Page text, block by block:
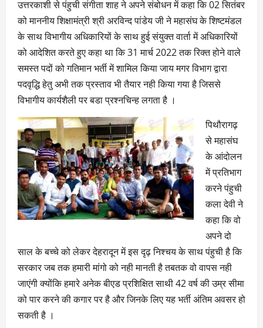
उत्तरकाशी से पंहुची संगीता शाह ने अपने संबोधन में कहा कि 02 सितंबर
को माननीय शिक्षामंत्री श्री अरविन्द पांडेय जी ने महासंघ के शिष्टमंडल
के साथ विभागीय अधिकारियों के साथ हुई संयुक्त वार्ता में अधिकारियों
को आदेशित करते हुए कहा था कि 31 मार्च 2022 तक रिक्त होने वाले
समस्त पदों को गतिमान भर्ती में शामिल किया जाय मगर विभाग द्वारा
पदवृद्धि हेतु अभी तक प्रस्ताव भी तैयार नही किया गया है जिससे
विभागीय कार्यशैली पर बडा प्रश्नचिन्ह लगता है ।
पिथौरागढ़
से महासंघ
के आंदोलन
में प्रतिभाग
करने पंहुची
कला देवी ने
कहा कि वो
अपने दो
साल के बच्चे को लेकर देहरादून में इस दृढ़ निश्चय के साथ पंहुची है कि
सरकार जब तक हमारी मांगो को नही मानती है तबतक वो वापस नही
जाएंगी क्योंकि हमारे अनेक बीएड प्रशिक्षित साथी 42 वर्ष की उम्र सीमा
को पार करने की कगार पर है और जिनके लिए यह भर्ती अंतिम अवसर हो
सकती है ।